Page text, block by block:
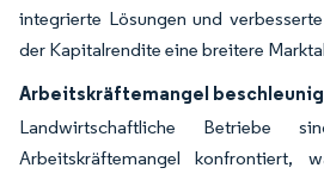
integrierte Lösungen und
der Kapitalrendite eine breitere
Arbeitskräftemangel
Landwirtschaftliche Betriebe
Arbeitskräftemangel konfrontiert,